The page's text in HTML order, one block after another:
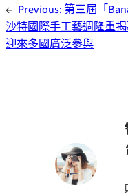
← Previous:第三屆「
沙特國際手工藝週隆重揭
迎來多國廣泛參與